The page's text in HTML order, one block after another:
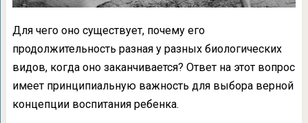
Для чего оно существует, почему его
продолжительность разная у разных биологических
видов, когда оно заканчивается? Ответ на этот вопрос
имеет принципиальную важность для выбора верной
концепции воспитания ребенка.